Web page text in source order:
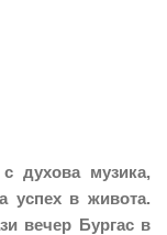
с духова музика,
успех в живота.
вечер Бургас в